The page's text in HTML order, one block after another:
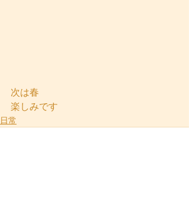
次は春
楽しみです
日常